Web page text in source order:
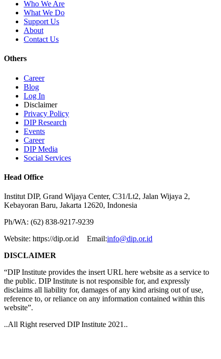
Who We Are
What We Do
Support Us
About
Contact Us
Others
Career
Blog
Log In
Disclaimer
Privacy Policy
DIP Research
Events
Career
DIP Media
Social Services
Head Office
Institut DIP, Grand Wijaya Center, C31/Lt2, Jalan Wijaya 2,
Kebayoran Baru, Jakarta 12620, Indonesia
Ph/WA: (62) 838-9217-9239
Website: https://dip.or.id Email:info@dip.or.id
DISCLAIMER
“DIP Institute provides the insert URL here website as a service to
the public. DIP Institute is not responsible for, and expressly
disclaims all liability for, damages of any kind arising out of use,
reference to, or reliance on any information contained within this
website”.
..All Right reserved DIP Institute 2021..